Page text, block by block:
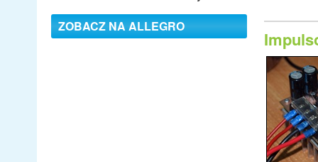
ZOBACZ NA ALLEGRO